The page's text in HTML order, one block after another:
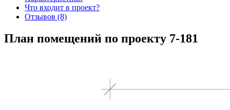
Что входит в проект?
Отзывов (8)
План помещений по проекту 7-181